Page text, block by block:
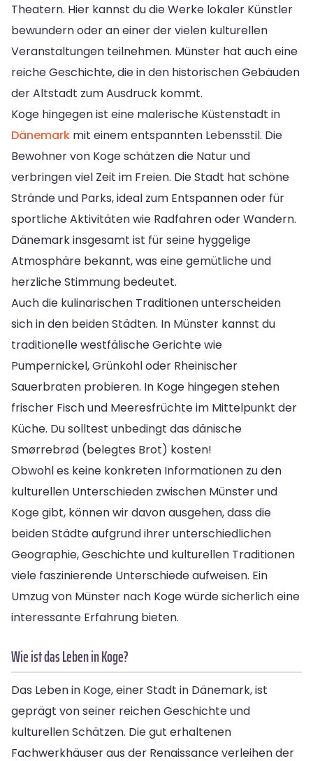
Theatern. Hier kannst du die Werke lokaler Künstler
bewundern oder an einer der vielen kulturellen
Veranstaltungen teilnehmen. Münster hat auch eine
reiche Geschichte, die in den historischen Gebäuden
der Altstadt zum Ausdruck kommt.
Koge hingegen ist eine malerische Küstenstadt in
Dänemark mit einem entspannten Lebensstil. Die
Bewohner von Koge schätzen die Natur und
verbringen viel Zeit im Freien. Die Stadt hat schöne
Strände und Parks, ideal zum Entspannen oder für
sportliche Aktivitäten wie Radfahren oder Wandern.
Dänemark insgesamt ist für seine hyggelige
Atmosphäre bekannt, was eine gemütliche und
herzliche Stimmung bedeutet.
Auch die kulinarischen Traditionen unterscheiden
sich in den beiden Städten. In Münster kannst du
traditionelle westfälische Gerichte wie
Pumpernickel, Grünkohl oder Rheinischer
Sauerbraten probieren. In Koge hingegen stehen
frischer Fisch und Meeresfrüchte im Mittelpunkt der
Küche. Du solltest unbedingt das dänische
Smørrebrød (belegtes Brot) kosten!
Obwohl es keine konkreten Informationen zu den
kulturellen Unterschieden zwischen Münster und
Koge gibt, können wir davon ausgehen, dass die
beiden Städte aufgrund ihrer unterschiedlichen
Geographie, Geschichte und kulturellen Traditionen
viele faszinierende Unterschiede aufweisen. Ein
Umzug von Münster nach Koge würde sicherlich eine
interessante Erfahrung bieten.
Wie ist das Leben in Koge?
Das Leben in Koge, einer Stadt in Dänemark, ist
geprägt von seiner reichen Geschichte und
kulturellen Schätzen. Die gut erhaltenen
Fachwerkhäuser aus der Renaissance verleihen der